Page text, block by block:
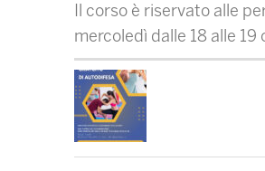
Il corso è riservato alle
mercoledì dalle 18 alle 19